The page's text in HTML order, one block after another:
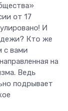
от 17
И
Кто же
с вами
на
Ведь
подрывает